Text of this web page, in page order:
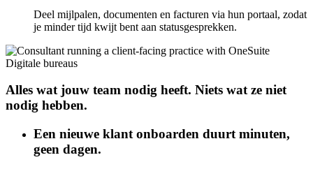
Deel mijlpalen, documenten en facturen via hun portaal, zodat
je minder tijd kwijt bent aan statusgesprekken.
Digitale bureaus
Alles wat jouw team nodig heeft. Niets wat ze niet
nodig hebben.
Een nieuwe klant onboarden duurt minuten,
geen dagen.